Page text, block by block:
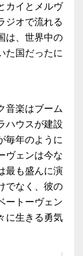
カイとメルヴ
ジオで流れる
は、世界中の
た国だったに
音楽はブーム
ハウスが建設
毎年のように
ヴェンは今な
最も盛んに演
でなく、彼の
ートーヴェン
に生きる勇気